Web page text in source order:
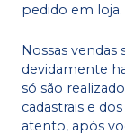
pedido em loja.
Nossas vendas
devidamente
só são
cadastrais e
atento, após